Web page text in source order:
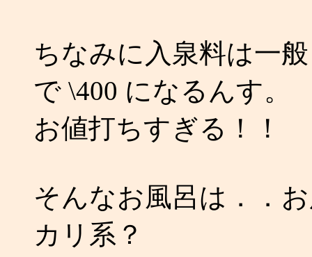
ちなみに入泉料は一
で \400 になるんす。
お値打ちすぎる！！
そんなお風呂は．．
カリ系？